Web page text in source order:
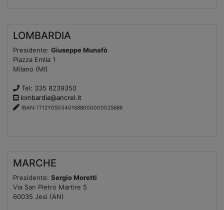
LOMBARDIA
Presidente: Giuseppe Munafò
Piazza Emila 1
Milano (MI)
Tel: 335 8239350
lombardia@ancrel.it
IBAN: IT12Y0503401688000000025686
MARCHE
Presidente: Sergio Moretti
Via San Pietro Martire 5
60035 Jesi (AN)